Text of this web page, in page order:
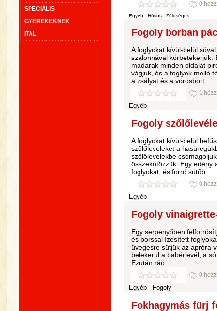
SPECIÁLIS
GYEREKEKNEK
ITAL
0
Egyéb Húsos Zöldséges
Fogoly borban
A foglyokat kívül-belül
szalonnával körbetekerjük.
madarak minden oldalát
vágjuk, és a foglyok mellé
a zsályát és a vörösbort
1
Egyéb
Fogoly
A foglyokat kívül-belül
szőlőleveleket a
szőlőlevelekbe
összekötözzük. Egy edény
foglyokat, és forró sütőb
0
Egyéb
Fogoly
Egy serpenyőben
és borssal ízesített
üvegesre sütjük az apróra
belekerül a babérlevél, a
Ezután ráö
0
Egyéb
Fogoly
Fokhagymás fürj